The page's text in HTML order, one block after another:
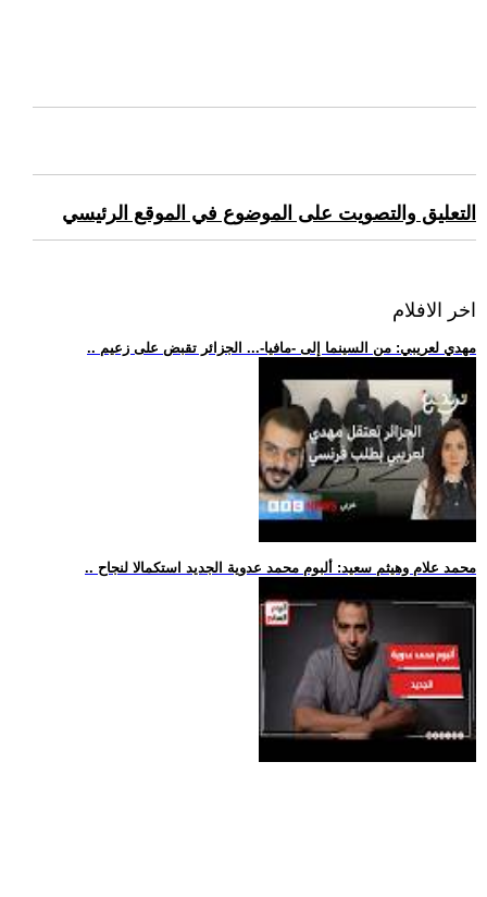
التعليق والتصويت على الموضوع في الموقع الرئيسي
اخر الافلام
.. مهدي لعريبي: من السينما إلى -مافيا-... الجزائر تقبض على زعيم
.. محمد علام وهيثم سعيد: ألبوم محمد عدوية الجديد استكمالا لنجاح